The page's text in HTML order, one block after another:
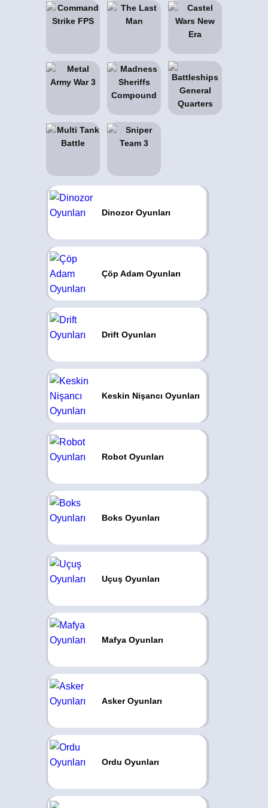
Dinozor Oyunları
Çöp Adam Oyunları
Drift Oyunları
Keskin Nişancı Oyunları
Robot Oyunları
Boks Oyunları
Uçuş Oyunları
Mafya Oyunları
Asker Oyunları
Ordu Oyunları